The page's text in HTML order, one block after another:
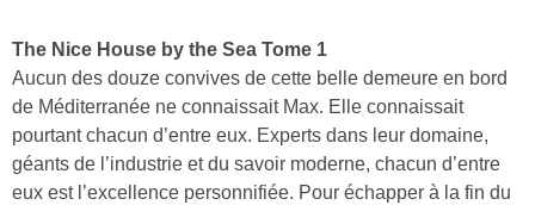
The Nice House by the Sea Tome 1
Aucun des douze convives de cette belle demeure en bord
de Méditerranée ne connaissait Max. Elle connaissait
pourtant chacun d’entre eux. Experts dans leur domaine,
géants de l’industrie et du savoir moderne, chacun d’entre
eux est l’excellence personnifiée. Pour échapper à la fin du